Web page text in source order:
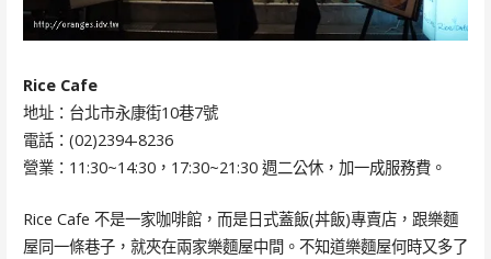
Rice Cafe
地址：台北市永康街10巷7號
電話：(02)2394-8236
營業：11:30~14:30，17:30~21:30 週二公休，加一成服務費。
Rice Cafe 不是一家咖啡館，而是日式蓋飯(丼飯)專賣店，跟樂麵
屋同一條巷子，就夾在兩家樂麵屋中間。不知道樂麵屋何時又多了